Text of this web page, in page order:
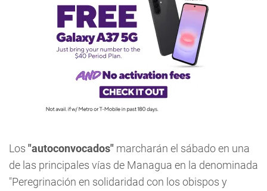
Los "autoconvocados" marcharán el sábado en una
de las principales vías de Managua en la denominada
"Peregrinación en solidaridad con los obispos y